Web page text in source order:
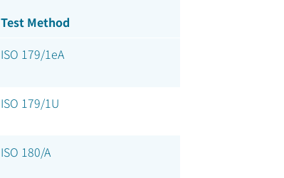
Test Method
ISO 179/1eA
ISO 179/1U
ISO 180/A